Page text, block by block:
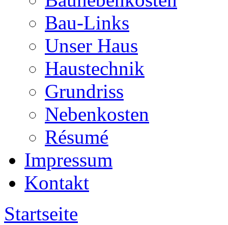
Bau-Links
Unser Haus
Haustechnik
Grundriss
Nebenkosten
Ré­su­mé
Impressum
Kontakt
Startseite